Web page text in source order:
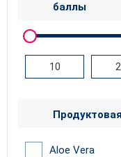
баллы
Aloe Vera